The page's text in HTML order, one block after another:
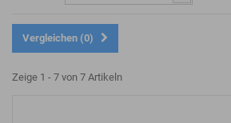
Vergleichen (0)
Zeige 1 - 7 von 7 Artikeln